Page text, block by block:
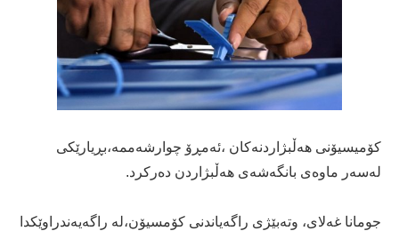
کۆمیسیۆنی هەڵبژاردنەکان ،ئەمڕۆ چوارشەممە،بڕیارێکی
لەسەر ماوەی بانگەشەی هەڵبژاردن دەرکرد.
جومانا غەلای، وتەبێژی راگەیاندنی کۆمسیۆن،لە راگەیەندراوێکدا